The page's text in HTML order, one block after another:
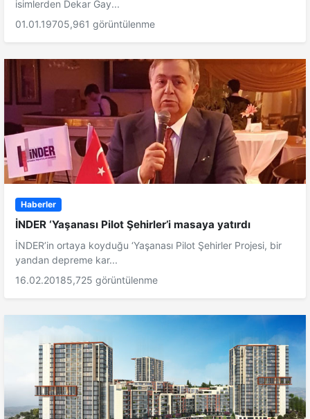
isimlerden Dekar Gay...
01.01.19705,961 görüntülenme
Haberler
İNDER ‘Yaşanası Pilot Şehirler’i masaya yatırdı
İNDER’in ortaya koyduğu ‘Yaşanası Pilot Şehirler Projesi, bir
yandan depreme kar...
16.02.20185,725 görüntülenme